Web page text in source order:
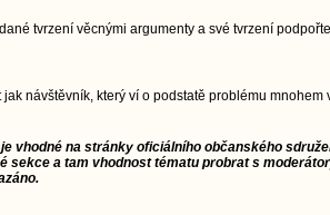
tvrzení věcnými argumenty a své tvrzení
návštěvník, který ví o podstatě problému
vhodné na stránky oficiálního občanského
sekce a tam vhodnost tématu probrat s